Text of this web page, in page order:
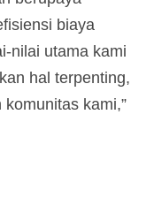
biaya
nilai utama kami
hal terpenting,
kami,”